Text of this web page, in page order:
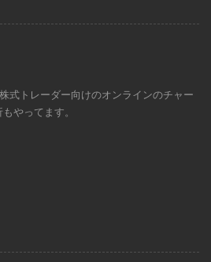
式トレーダー向けのオンラインのチャー
やってます。